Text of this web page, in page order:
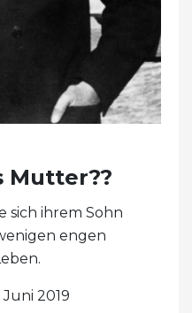
Mutter??
sich ihrem Sohn
engen
Juni 2019